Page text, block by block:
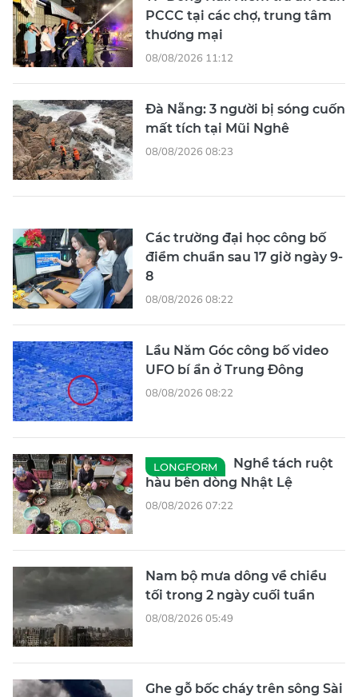
PCCC tại các chợ, trung tâm
thương mại
08/08/2026 11:12
Đà Nẵng: 3 người bị sóng cuốn
mất tích tại Mũi Nghê
08/08/2026 08:23
Các trường đại học công bố
điểm chuẩn sau 17 giờ ngày 9-
8
08/08/2026 08:22
Lầu Năm Góc công bố video
UFO bí ẩn ở Trung Đông
08/08/2026 08:22
LONGFORM
Nghề tách ruột
hàu bên dòng Nhật Lệ
08/08/2026 07:22
Nam bộ mưa dông về chiều
tối trong 2 ngày cuối tuần
08/08/2026 05:49
Ghe gỗ bốc cháy trên sông Sài